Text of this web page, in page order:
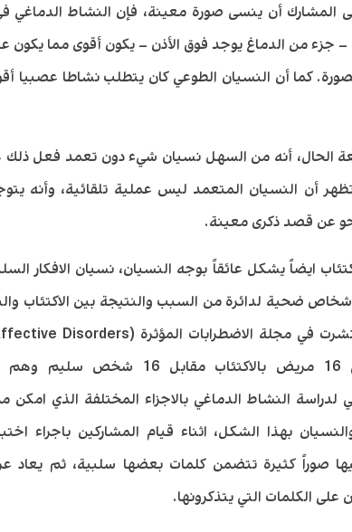
المشارك أن ينسى صورة معينة، فإن النشاط الدماغي
جزء من الدماغ يوجد فوق الأذن – يكون أقوى مما يكون
كما أن النسيان الطوعي كان يتطلب نشاطا عصبيا
الحال، أنه من السهل نسيان شيء دون تعمد فعل
أن النسيان المتعمد ليس عملية تلقائية، وأنه
عن قصد ذكرى معينة.
ايضاً يشكل عائقاً بوجه النسيان، نسيان الافكار
ضحية لدائرة من السبب والنتيجة بين الاكتئاب
في عام 2016 على 16 مريض بالاكتئاب
لدراسة النشاط الدماغي بالاجزاء المختلفة الذي امكن
بهذا الشكل، اثناء قيام المشاركين باجراء
صوراً كثيرة تتضمن كلمات بعضها سلبية، ثم يعاد
الكلمات التي يتذكرونها.